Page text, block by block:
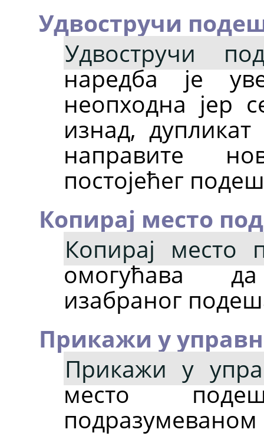
Удвостручи
Удвостручи
наредба је
неопходна јер
изнад,
направите
постојећег
Копирај место
Копирај место
омогућава
изабраног
Прикажи у
Прикажи у
место